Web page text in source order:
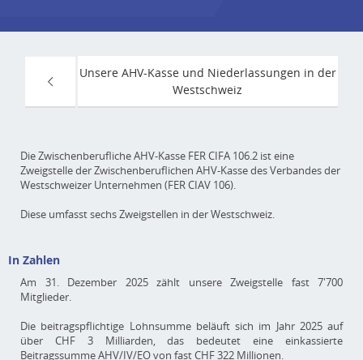
Unsere AHV-Kasse und Niederlassungen in der
Westschweiz
Die Zwischenberufliche AHV-Kasse FER CIFA 106.2 ist eine
Zweigstelle der Zwischenberuflichen AHV-Kasse des Verbandes der
Westschweizer Unternehmen (FER CIAV 106).
Diese umfasst sechs Zweigstellen in der Westschweiz.
In Zahlen
Am 31. Dezember 2025 zählt unsere Zweigstelle fast 7'700
Mitglieder.
Die beitragspflichtige Lohnsumme beläuft sich im Jahr 2025 auf
über CHF 3 Milliarden, das bedeutet eine einkassierte
Beitragssumme AHV/IV/EO von fast CHF 322 Millionen.